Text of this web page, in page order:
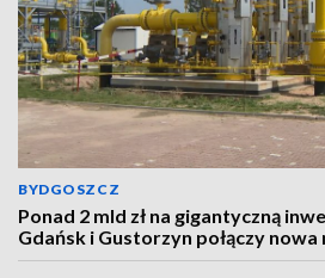
BYDGOSZCZ
Ponad 2 mld zł na gigantyczną
Gdańsk i Gustorzyn połączy